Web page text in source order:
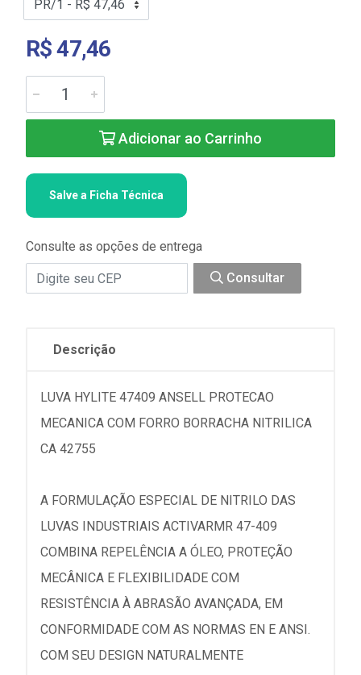
R$ 47,46
Adicionar ao Carrinho
Salve a Ficha Técnica
Consulte as opções de entrega
Consultar
Descrição
LUVA HYLITE 47409 ANSELL PROTECAO
MECANICA COM FORRO BORRACHA NITRILICA
CA 42755
A FORMULAÇÃO ESPECIAL DE NITRILO DAS
LUVAS INDUSTRIAIS ACTIVARMR 47-409
COMBINA REPELÊNCIA A ÓLEO, PROTEÇÃO
MECÂNICA E FLEXIBILIDADE COM
RESISTÊNCIA À ABRASÃO AVANÇADA, EM
CONFORMIDADE COM AS NORMAS EN E ANSI.
COM SEU DESIGN NATURALMENTE